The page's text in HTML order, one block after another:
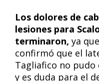
Los dolores de
lesiones para
terminaron, ya
confirmó que el
Tagliafico no
y es duda para el